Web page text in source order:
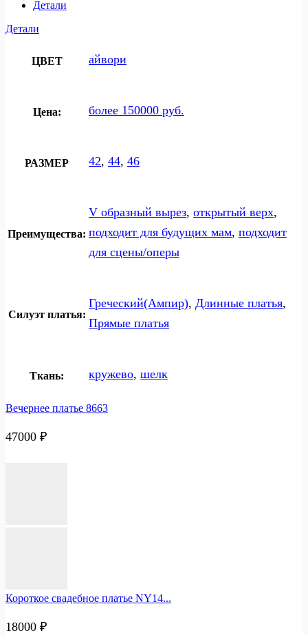
Детали
Детали
ЦВЕТ айвори
Цена: более 150000 руб.
РАЗМЕР 42, 44, 46
Преимущества:
V образный вырез, открытый верх,
подходит для будущих мам, подходит
для сцены/оперы
Силуэт платья:
Греческий(Ампир), Длинные платья,
Прямые платья
Ткань: кружево, шелк
Вечернее платье 8663
47000 ₽
Короткое свадебное платье NY14...
18000 ₽